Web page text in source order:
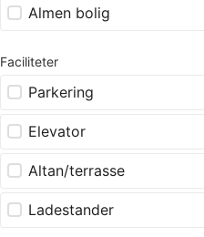
Almen bolig
Faciliteter
Parkering
Elevator
Altan/terrasse
Ladestander